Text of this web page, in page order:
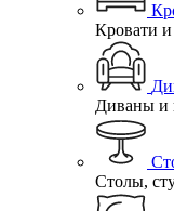
Кровати
Диваны и
Столы,